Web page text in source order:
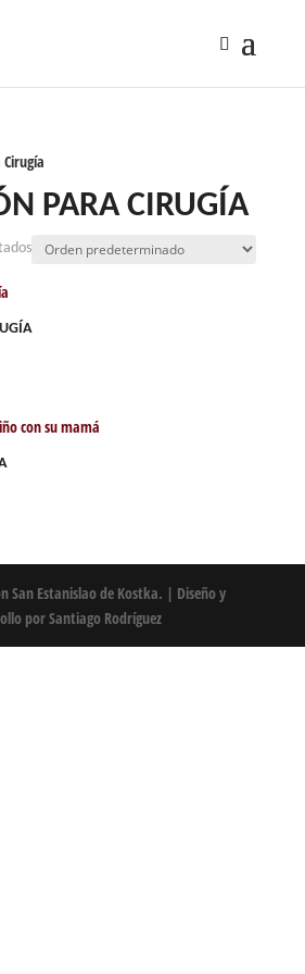
PARA CIRUGÍA
San Estanislao de Kostka. | Diseño y
porSantiago Rodríguez